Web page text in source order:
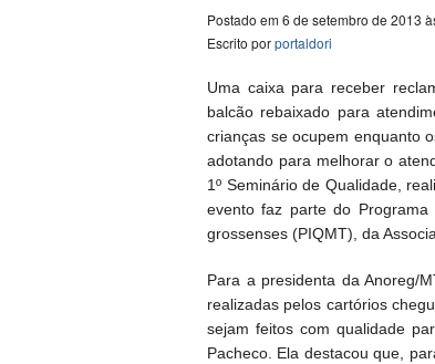
Postado em 6 de setembro de 2013
Escrito porportaldori
Uma caixa para receber
balcão rebaixado para
crianças se ocupem enquanto
adotando para melhorar o
1º Seminário de Qualidade,
evento faz parte do Programa
grossenses (PIQMT), da
Para a presidenta da Anoreg/
realizadas pelos cartórios
sejam feitos com qualidade
Pacheco. Ela destacou que,